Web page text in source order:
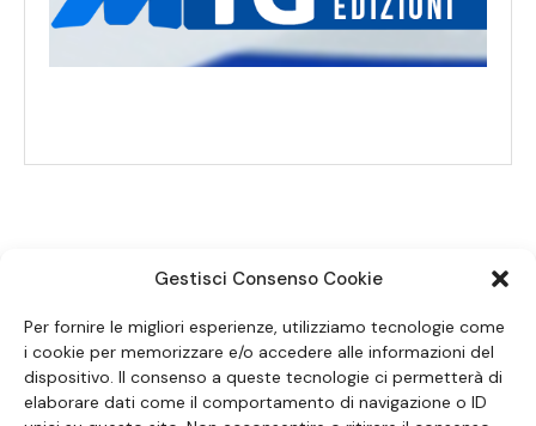
Gestisci Consenso Cookie
Per fornire le migliori esperienze, utilizziamo tecnologie come
i cookie per memorizzare e/o accedere alle informazioni del
dispositivo. Il consenso a queste tecnologie ci permetterà di
elaborare dati come il comportamento di navigazione o ID
SEGUICI SUI SOCIAL